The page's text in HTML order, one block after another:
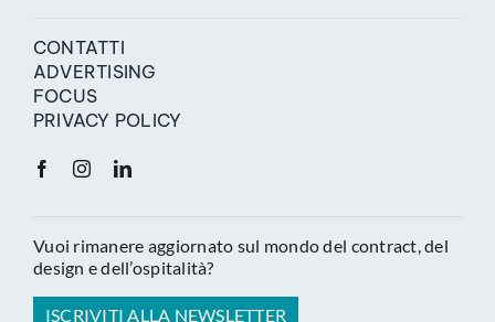
CONTATTI
ADVERTISING
FOCUS
PRIVACY POLICY
Vuoi rimanere aggiornato sul mondo del contract, del
design e dell’ospitalità?
ISCRIVITI ALLA NEWSLETTER